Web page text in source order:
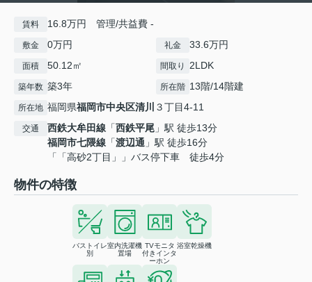
賃料 16.8万円 管理/共益費 -
敷金 0万円 礼金 33.6万円
面積 50.12㎡ 間取り 2LDK
築年数 築3年 所在階 13階/14階建
所在地 福岡県福岡市中央区清川 ３丁目4-11
交通 西鉄大牟田線 「西鉄平尾 」駅 徒歩13分
福岡市七隈線 「渡辺通 」駅 徒歩16分
「「高砂2丁目」」バス停下車 徒歩4分
物件の特徴
バストイレ
別
室内洗濯機
置場
TVモニタ
付きインタ
ーホン
浴室乾燥機